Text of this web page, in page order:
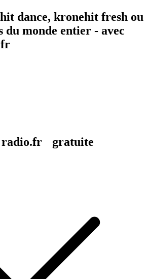
dance, kronehit fresh ou
du monde entier - avec
radio.fr gratuite